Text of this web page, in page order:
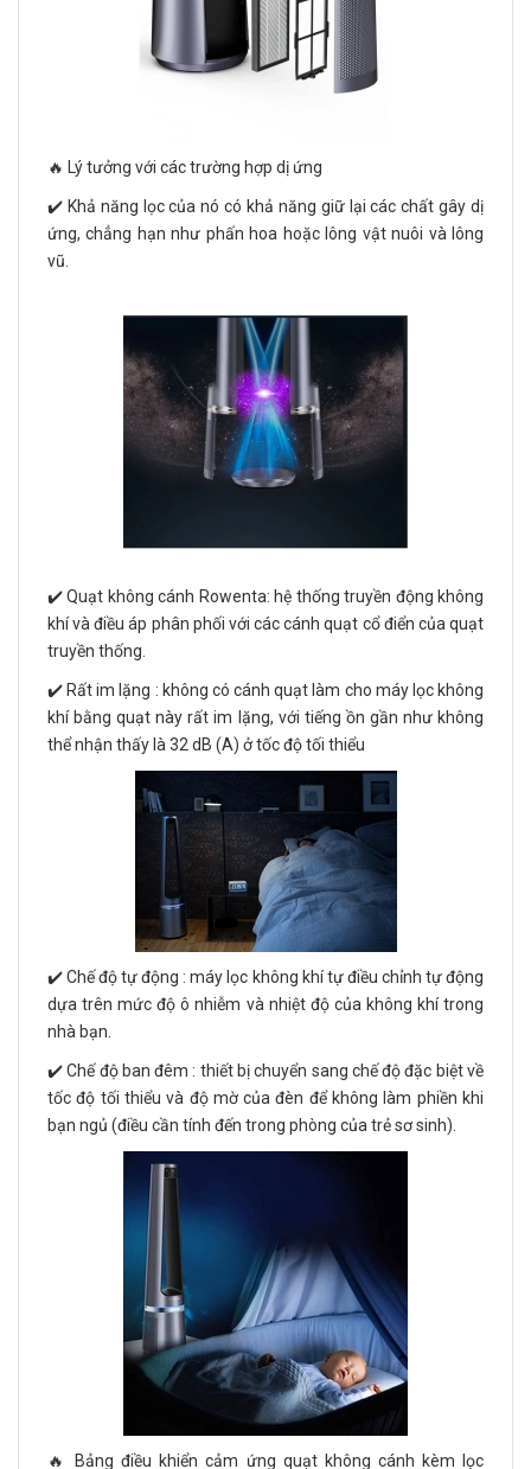
🔥 Lý tưởng với các trường hợp dị ứng
✔️ Khả năng lọc của nó có khả năng giữ lại các chất gây dị
ứng, chẳng hạn như phấn hoa hoặc lông vật nuôi và lông
vũ.
✔️ Quạt không cánh Rowenta: hệ thống truyền động không
khí và điều áp phân phối với các cánh quạt cổ điển của quạt
truyền thống.
✔️ Rất im lặng : không có cánh quạt làm cho máy lọc không
khí bằng quạt này rất im lặng, với tiếng ồn gần như không
thể nhận thấy là 32 dB (A) ở tốc độ tối thiểu
✔️ Chế độ tự động : máy lọc không khí tự điều chỉnh tự động
dựa trên mức độ ô nhiễm và nhiệt độ của không khí trong
nhà bạn.
✔️ Chế độ ban đêm : thiết bị chuyển sang chế độ đặc biệt về
tốc độ tối thiểu và độ mờ của đèn để không làm phiền khi
bạn ngủ (điều cần tính đến trong phòng của trẻ sơ sinh).
🔥 Bảng điều khiển cảm ứng quạt không cánh kèm lọc